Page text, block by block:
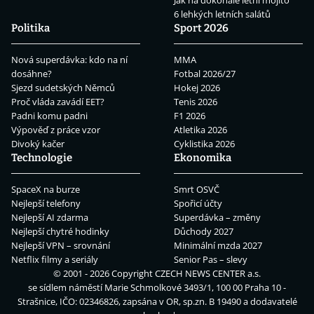
6 lehkých letních salátů
Politika
Nová superdávka: kdo na ní
dosáhne?
Sjezd sudetských Němců
Proč vláda zavádí EET?
Padni komu padni
Výpověď z práce vzor
Divoký kačer
Sport 2026
MMA
Fotbal 2026/27
Hokej 2026
Tenis 2026
F1 2026
Atletika 2026
Cyklistika 2026
Technologie
SpaceX na burze
Nejlepší telefony
Nejlepší AI zdarma
Nejlepší chytré hodinky
Nejlepší VPN – srovnání
Netflix filmy a seriály
Ekonomika
Smrt OSVČ
Spořicí účty
Superdávka – změny
Důchody 2027
Minimální mzda 2027
Senior Pas – slevy
© 2001 - 2026 CopyrightCZECH NEWS CENTER a.s.
se sídlem náměstí Marie Schmolkové 3493/1, 100 00 Praha 10 -
Strašnice, IČO: 02346826, zapsána v OR, sp.zn. B 19490 a dodavatelé